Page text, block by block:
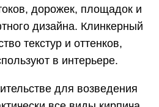
дорожек, площадок и
дизайна. Клинкерный
текстур и оттенков,
в интерьере.
для возведения